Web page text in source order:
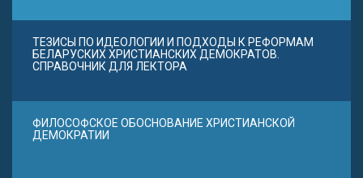
ТЕЗИСЫ ПО ИДЕОЛОГИИ И ПОДХОДЫ К РЕФОРМАМ
БЕЛАРУСКИХ ХРИСТИАНСКИХ ДЕМОКРАТОВ.
СПРАВОЧНИК ДЛЯ ЛЕКТОРА
ФИЛОСОФСКОЕ ОБОСНОВАНИЕ ХРИСТИАНСКОЙ
ДЕМОКРАТИИ